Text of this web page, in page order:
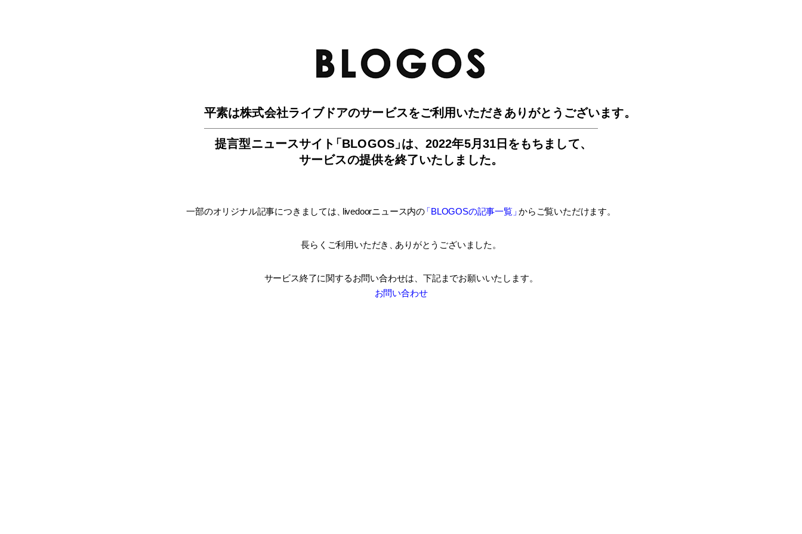
平素は株式会社ライブドアのサービスをご利用いただきありがとうございます。
提言型ニュースサイ ト「BLOGOS」は、2022年5月31日をもちまして、
サービスの提供を終了いたしました。
一部のオリジナル記事につきましては livedoorニュース内の「BLOGOSの記事一覧」 からご覧いただけます。
長らくご利用いただき ありがとうございました。
サービス終了に関するお問い合わせは、 下記までお願いいたします。
お問い合わせ